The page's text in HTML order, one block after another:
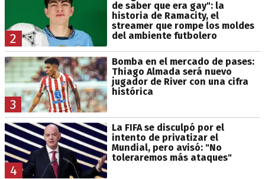
2
de saber que era gay": la
historia de Ramacity, el
streamer que rompe los moldes
del ambiente futbolero
3
Bomba en el mercado de pases:
Thiago Almada será nuevo
jugador de River con una cifra
histórica
4
La FIFA se disculpó por el
intento de privatizar el
Mundial, pero avisó: "No
toleraremos más ataques"